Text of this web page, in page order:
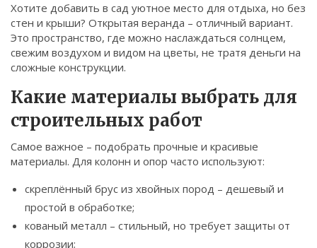
Условия использования
Политика конфиденциальности
ФЗ-152
Связаться
© 2026. Все права защищены.
Хотите добавить в сад уютное место для отдыха, но без
стен и крыши? Открытая веранда – отличный вариант.
Это пространство, где можно наслаждаться солнцем,
свежим воздухом и видом на цветы, не тратя деньги на
сложные конструкции.
Какие материалы выбрать для
строительных работ
Самое важное – подобрать прочные и красивые
материалы. Для колонн и опор часто используют:
скреплённый брус из хвойных пород – дешевый и
простой в обработке;
кованый металл – стильный, но требует защиты от
коррозии;